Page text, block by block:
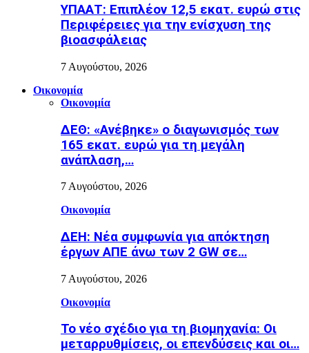
ΥΠΑΑΤ: Επιπλέον 12,5 εκατ. ευρώ στις
Περιφέρειες για την ενίσχυση της
βιοασφάλειας
7 Αυγούστου, 2026
Οικονομία
Οικονομία
ΔΕΘ: «Ανέβηκε» ο διαγωνισμός των
165 εκατ. ευρώ για τη μεγάλη
ανάπλαση,…
7 Αυγούστου, 2026
Οικονομία
ΔΕΗ: Νέα συμφωνία για απόκτηση
έργων ΑΠΕ άνω των 2 GW σε…
7 Αυγούστου, 2026
Οικονομία
Το νέο σχέδιο για τη βιομηχανία: Οι
μεταρρυθμίσεις, οι επενδύσεις και οι…